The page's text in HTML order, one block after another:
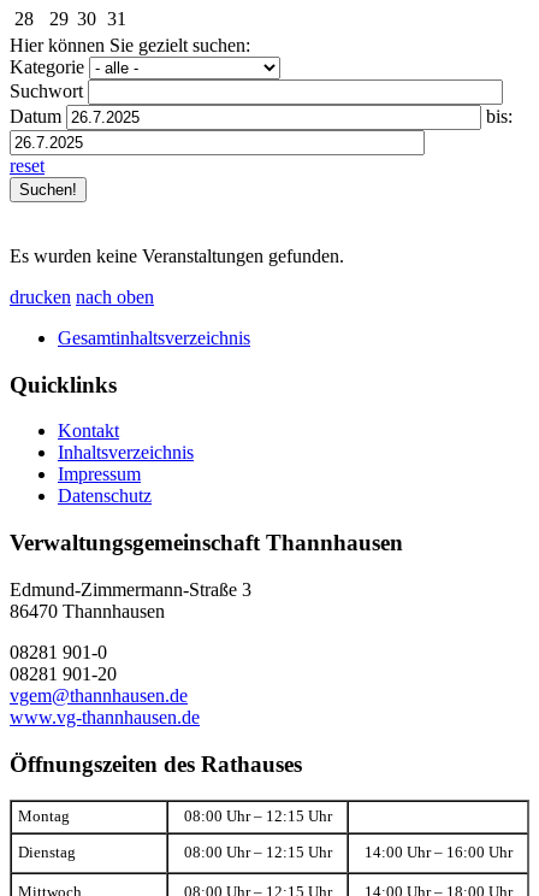
28
29 30 31
Hier können Sie gezielt suchen:
Kategorie
Suchwort
Datum
bis:
reset
Es wurden keine Veranstaltungen gefunden.
drucken nach oben
Gesamtinhaltsverzeichnis
Quicklinks
Kontakt
Inhaltsverzeichnis
Impressum
Datenschutz
Verwaltungsgemeinschaft Thannhausen
Edmund-Zimmermann-Straße 3
86470 Thannhausen
08281 901-0
08281 901-20
vgem@thannhausen.de
www.vg-thannhausen.de
Öffnungszeiten des Rathauses
Montag 08:00 Uhr – 12:15 Uhr
Dienstag 08:00 Uhr – 12:15 Uhr 14:00 Uhr – 16:00 Uhr